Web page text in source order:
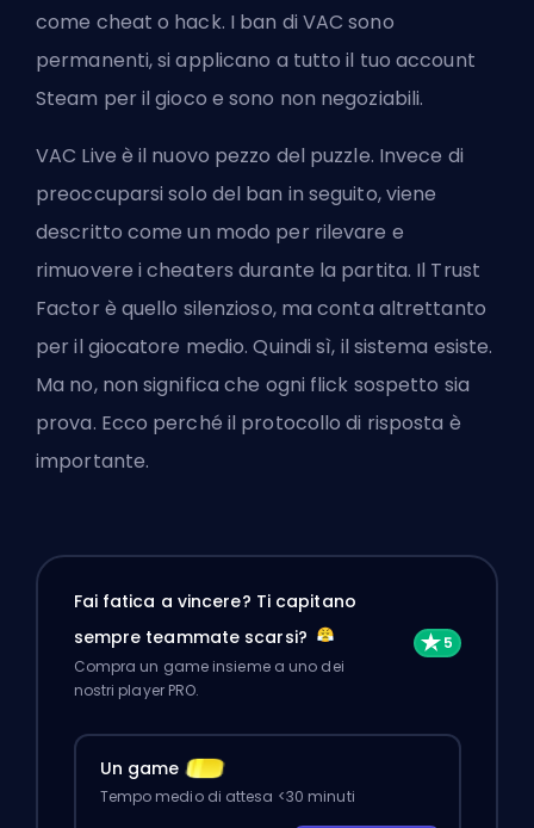
come cheat o hack. I ban di VAC sono
permanenti, si applicano a tutto il tuo account
Steam per il gioco e sono non negoziabili.
VAC Live è il nuovo pezzo del puzzle. Invece di
preoccuparsi solo del ban in seguito, viene
descritto come un modo per rilevare e
rimuovere i cheaters durante la partita. Il Trust
Factor è quello silenzioso, ma conta altrettanto
per il giocatore medio. Quindi sì, il sistema esiste.
Ma no, non significa che ogni flick sospetto sia
prova. Ecco perché il protocollo di risposta è
importante.
Fai fatica a vincere? Ti capitano
sempre teammate scarsi?
Compra un game insieme a uno dei
nostri player PRO.
Un game
Tempo medio di attesa <30 minuti